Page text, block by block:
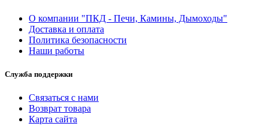
О компании "ПКД - Печи, Камины, Дымоходы"
Доставка и оплата
Политика безопасности
Наши работы
Служба поддержки
Связаться с нами
Возврат товара
Карта сайта